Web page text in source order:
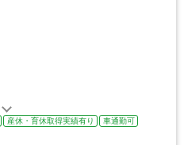
産休・育休取得実績有り
車通勤可